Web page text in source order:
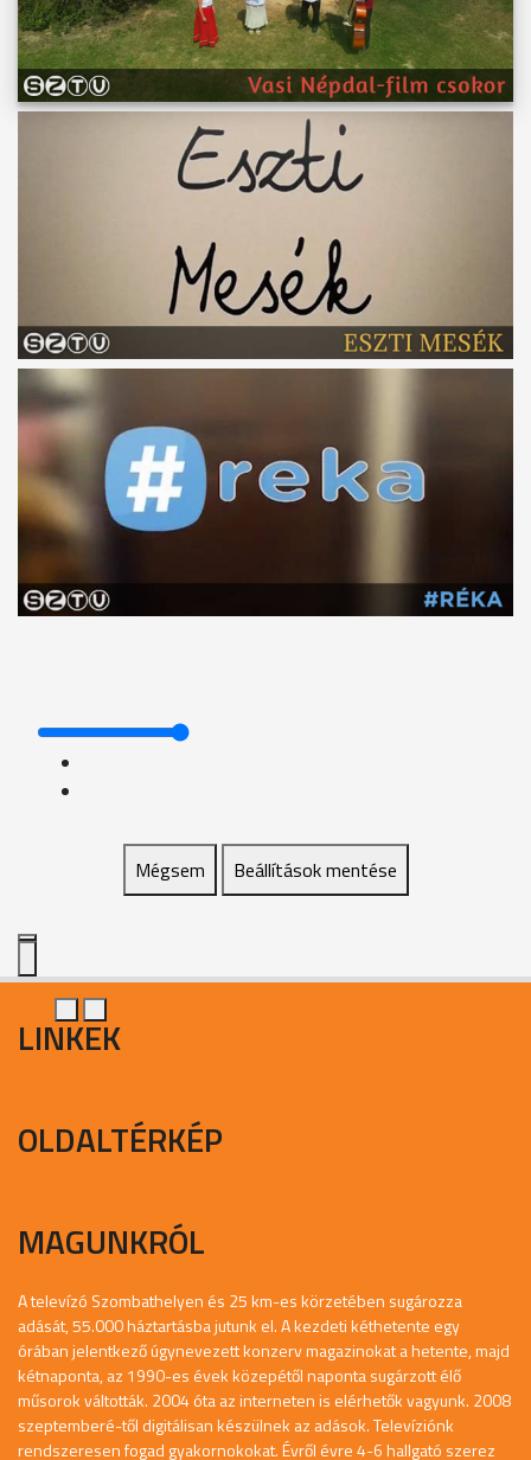
Mégsem Beállítások mentése
LINKEK
OLDALTÉRKÉP
MAGUNKRÓL
A televízó Szombathelyen és 25 km-es körzetében sugározza
adását, 55.000 háztartásba jutunk el. A kezdeti kéthetente egy
órában jelentkező úgynevezett konzerv magazinokat a hetente, majd
kétnaponta, az 1990-es évek közepétől naponta sugárzott élő
műsorok váltották. 2004 óta az interneten is elérhetők vagyunk. 2008
szeptemberé-től digitálisan készülnek az adások. Televíziónk
rendszeresen fogad gyakornokokat. Évről évre 4-6 hallgató szerez